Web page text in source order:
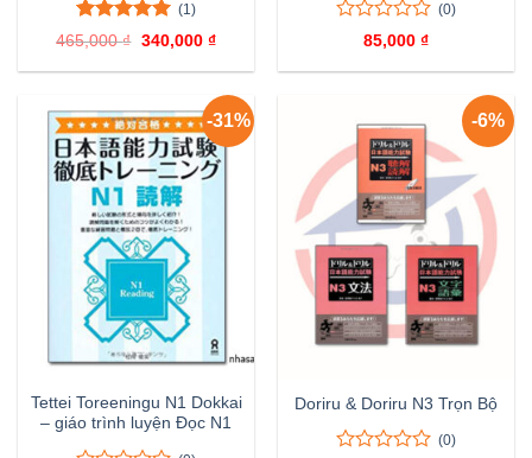
5.00trên 5
1
đánh giá
(1)
465,000₫ Giá
là:
340,000 ₫Giá
tại
340,000 ₫.
5
(0)
85,000 ₫
-31%
Tettei Toreeningu N1 Dokkai
– giáo trình luyện Đọc N1
-6%
Doriru & Doriru N3 Trọn Bộ
(0)